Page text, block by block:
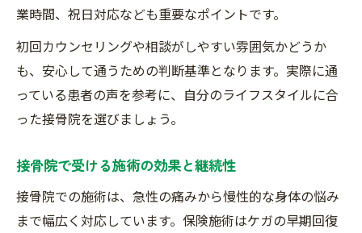
業時間、祝日対応なども重要なポイントです。
初回カウンセリングや相談がしやすい雰囲気かどうか
も、安心して通うための判断基準となります。実際に通
っている患者の声を参考に、自分のライフスタイルに合
った接骨院を選びましょう。
接骨院で受ける施術の効果と継続性
接骨院での施術は、急性の痛みから慢性的な身体の悩み
まで幅広く対応しています。保険施術はケガの早期回復